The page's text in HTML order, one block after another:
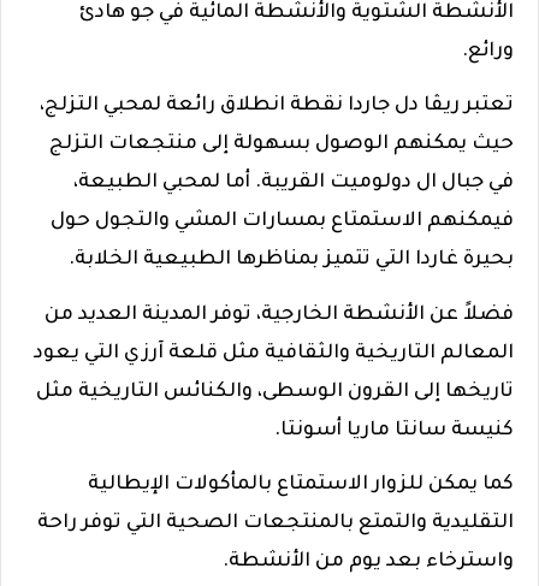
الأنشطة الشتوية والأنشطة المائية في جو هادئ
ورائع.
تعتبر ريڤا دل جاردا نقطة انطلاق رائعة لمحبي التزلج،
حيث يمكنهم الوصول بسهولة إلى منتجعات التزلج
في جبال ال دولوميت القريبة. أما لمحبي الطبيعة،
فيمكنهم الاستمتاع بمسارات المشي والتجول حول
بحيرة غاردا التي تتميز بمناظرها الطبيعية الخلابة.
فضلاً عن الأنشطة الخارجية، توفر المدينة العديد من
المعالم التاريخية والثقافية مثل قلعة آرزي التي يعود
تاريخها إلى القرون الوسطى، والكنائس التاريخية مثل
كنيسة سانتا ماريا أسونتا.
كما يمكن للزوار الاستمتاع بالمأكولات الإيطالية
التقليدية والتمتع بالمنتجعات الصحية التي توفر راحة
واسترخاء بعد يوم من الأنشطة.